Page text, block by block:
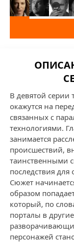
В девятой серии
окажутся на
связанных с
технологиями.
занимается
происшествий,
таинственными
последствия для
Сюжет
образом
который, по
порталы в
персонажей